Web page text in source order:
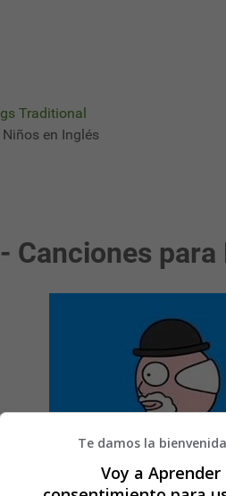
Traditional
en Inglés
Canciones
Te damos la
Voy a